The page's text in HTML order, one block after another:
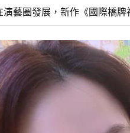
藝圈發展，新作《國際橋牌